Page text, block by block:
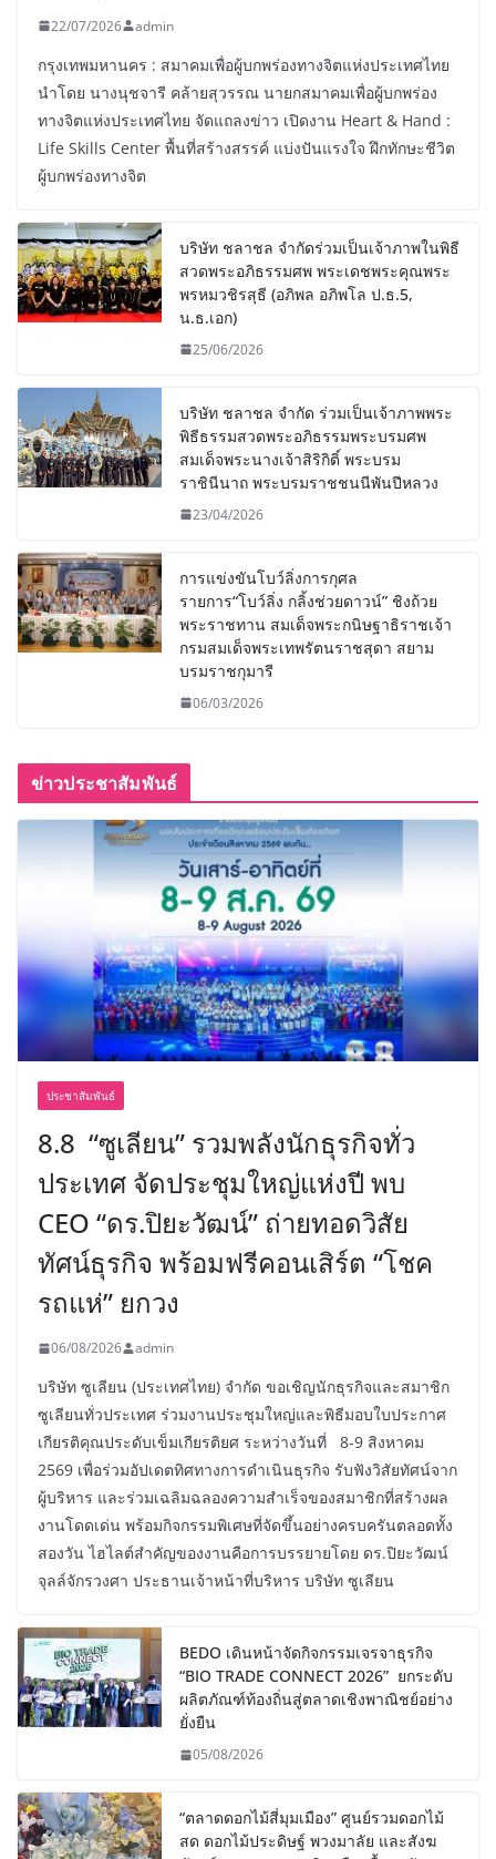
22/07/2026 admin
กรุงเทพมหานคร : สมาคมเพื่อผู้บกพร่องทางจิตแห่งประเทศไทย
นำโดย นางนุชจารี คล้ายสุวรรณ นายกสมาคมเพื่อผู้บกพร่อง
ทางจิตแห่งประเทศไทย จัดแถลงข่าว เปิดงาน Heart & Hand :
Life Skills Center พื้นที่สร้างสรรค์ แบ่งปันแรงใจ ฝึกทักษะชีวิต
ผู้บกพร่องทางจิต
บริษัท ชลาชล จำกัดร่วมเป็นเจ้าภาพในพิธี
สวดพระอภิธรรมศพ พระเดชพระคุณพระ
พรหมวชิรสุธี (อภิพล อภิพโล ป.ธ.5,
น.ธ.เอก)
25/06/2026
บริษัท ชลาชล จำกัด ร่วมเป็นเจ้าภาพพระ
พิธีธรรมสวดพระอภิธรรมพระบรมศพ
สมเด็จพระนางเจ้าสิริกิติ์ พระบรม
ราชินีนาถ พระบรมราชชนนีพันปีหลวง
23/04/2026
การแข่งขันโบว์ลิ่งการกุศล
รายการ“โบว์ลิ่ง กลิ้งช่วยดาวน์” ชิงถ้วย
พระราชทาน สมเด็จพระกนิษฐาธิราชเจ้า
กรมสมเด็จพระเทพรัตนราชสุดา สยาม
บรมราชกุมารี
06/03/2026
ข่าวประชาสัมพันธ์
ประชาสัมพันธ์
8.8 “ซูเลียน” รวมพลังนักธุรกิจทั่ว
ประเทศ จัดประชุมใหญ่แห่งปี พบ
CEO “ดร.ปิยะวัฒน์” ถ่ายทอดวิสัย
ทัศน์ธุรกิจ พร้อมฟรีคอนเสิร์ต “โชค
รถแห่” ยกวง
06/08/2026 admin
บริษัท ซูเลียน (ประเทศไทย) จำกัด ขอเชิญนักธุรกิจและสมาชิก
ซูเลียนทั่วประเทศ ร่วมงานประชุมใหญ่และพิธีมอบใบประกาศ
เกียรติคุณประดับเข็มเกียรติยศ ระหว่างวันที่ 8-9 สิงหาคม
2569 เพื่อร่วมอัปเดตทิศทางการดำเนินธุรกิจ รับฟังวิสัยทัศน์จาก
ผู้บริหาร และร่วมเฉลิมฉลองความสำเร็จของสมาชิกที่สร้างผล
งานโดดเด่น พร้อมกิจกรรมพิเศษที่จัดขึ้นอย่างครบครันตลอดทั้ง
สองวัน ไฮไลต์สำคัญของงานคือการบรรยายโดย ดร.ปิยะวัฒน์
จุลล์จักรวงศา ประธานเจ้าหน้าที่บริหาร บริษัท ซูเลียน
BEDO เดินหน้าจัดกิจกรรมเจรจาธุรกิจ
“BIO TRADE CONNECT 2026” ยกระดับ
ผลิตภัณฑ์ท้องถิ่นสู่ตลาดเชิงพาณิชย์อย่าง
ยั่งยืน
05/08/2026
“ตลาดดอกไม้สี่มุมเมือง” ศูนย์รวมดอกไม้
สด ดอกไม้ประดิษฐ์ พวงมาลัย และสังฆ